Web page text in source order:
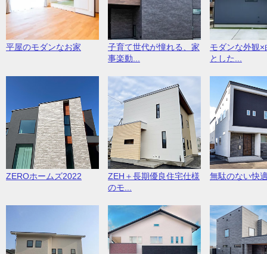
平屋のモダンなお家
子育て世代が憧れる、家
事楽動...
モダンな外観×
とした...
ZEROホームズ2022
ZEH＋長期優良住宅仕様
のモ...
無駄のない快